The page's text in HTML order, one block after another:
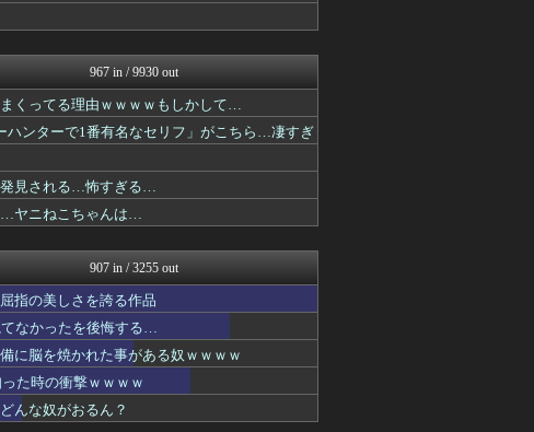
それからの出来事() アイ...
おたくみくす 声優まとめ
fig速
プリキュアのまとめ
fig速
おたくみくす 声優まとめ
ぐら速 -声優まとめ速報-
ぴこ速(〃'∇'〃)？
異世界転生まとめ速報
デジタルニューススレッド
アニチャット
GUNDAM.LOG｜ガン...
ジャンプ速報
ガンダムブログ（情報戦仕様...
ポンポコにゅーす - 三日...
プリキュアのまとめ
がるおんちゃんねる
fig速
それからの出来事() アイ...
967 in / 9930 out
くってる理由ｗｗｗｗもしかして…
ハンターで1番有名なセリフ」がこちら…凄すぎ
発見される…怖すぎる…
…ヤニねこちゃんは…
907 in / 3255 out
指の美しさを誇る作品
てなかったを後悔する…
に脳を焼かれた事がある奴ｗｗｗｗ
た時の衝撃ｗｗｗｗ
んな奴がおるん？